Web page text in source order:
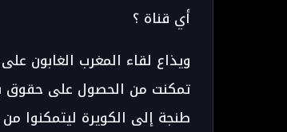
أي قناة ؟
تمكنت من الحصول على حقوق